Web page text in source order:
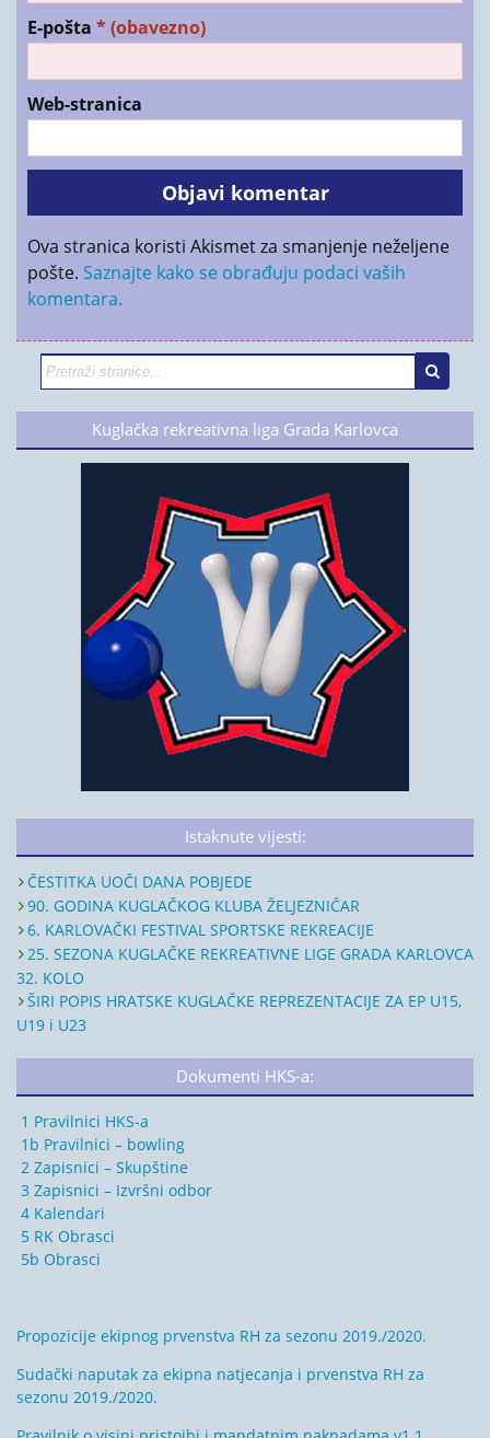
E-pošta * (obavezno)
Web-stranica
Ova stranica koristi Akismet za smanjenje neželjene
pošte. Saznajte kako se obrađuju podaci vaših
komentara.
Kuglačka rekreativna liga Grada Karlovca
Istaknute vijesti:
ČESTITKA UOČI DANA POBJEDE
90. GODINA KUGLAČKOG KLUBA ŽELJEZNIČAR
6. KARLOVAČKI FESTIVAL SPORTSKE REKREACIJE
25. SEZONA KUGLAČKE REKREATIVNE LIGE GRADA KARLOVCA
32. KOLO
ŠIRI POPIS HRATSKE KUGLAČKE REPREZENTACIJE ZA EP U15,
U19 i U23
Dokumenti HKS-a:
1 Pravilnici HKS-a
1b Pravilnici – bowling
2 Zapisnici – Skupštine
3 Zapisnici – Izvršni odbor
4 Kalendari
5 RK Obrasci
5b Obrasci
Propozicije ekipnog prvenstva RH za sezonu 2019./2020.
Sudački naputak za ekipna natjecanja i prvenstva RH za
sezonu 2019./2020.